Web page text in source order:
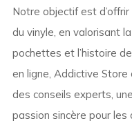
Notre objectif est
du vinyle, en valorisant
pochettes et l’histoire
en ligne, Addictive
des conseils experts,
passion sincère pour les